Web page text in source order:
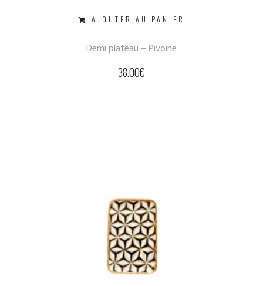
AJOUTER AU PANIER
Demi plateau – Pivoine
38.00€